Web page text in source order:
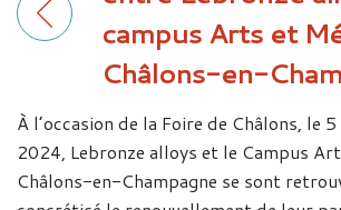
campus Arts et
Châlons-en-
À l’occasion de la Foire de Châlons, le
2024, Lebronze alloys et le Campus
Châlons-en-Champagne se sont